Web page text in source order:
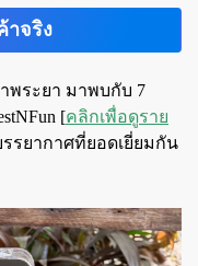
าจริง
พระยา มาพบกับ 7
[คลิกเพื่อดูราย
รยากาศที่ยอดเยี่ยมกัน